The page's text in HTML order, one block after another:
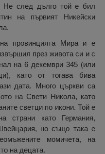
Не след дълго той е бил
на първият Никейски
провинцията Мира и е
през живота си и с
на 6 декември 345 (или
като от тогава бива
дата. Много църкви са
на Свети Никола, като
светци по икони. Той е
страни като Германия,
но също така е
момичета, на
на децата.